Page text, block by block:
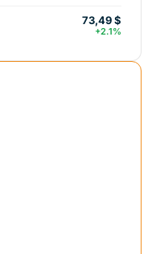
73,49 $
+2.1%